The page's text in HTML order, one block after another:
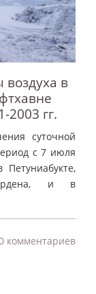
в
гг.
суточной
с 7 июля
и в
комментариев